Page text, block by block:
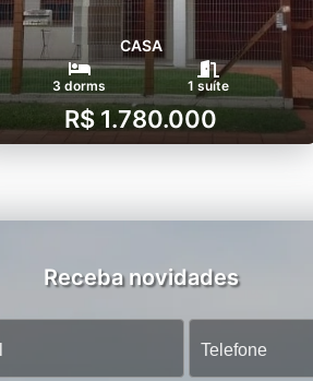
CASA
3 dorms 1 suíte
R$ 1.780.000
Receba novidades